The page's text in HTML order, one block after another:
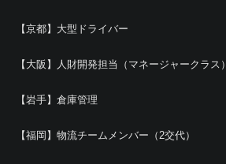
【京都】大型ドライバー
【大阪】人財開発担当（マネージャークラス）
【岩手】倉庫管理
【福岡】物流チームメンバー（2交代）